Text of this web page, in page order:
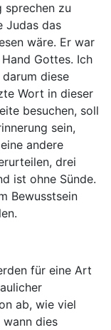
sprechen zu
Judas das
wäre. Er war
Gottes. Ich
diese
Wort in dieser
besuchen, soll
sein,
andere
drei
ist ohne Sünde.
Bewusstsein
für eine Art
ab, wie viel
dies